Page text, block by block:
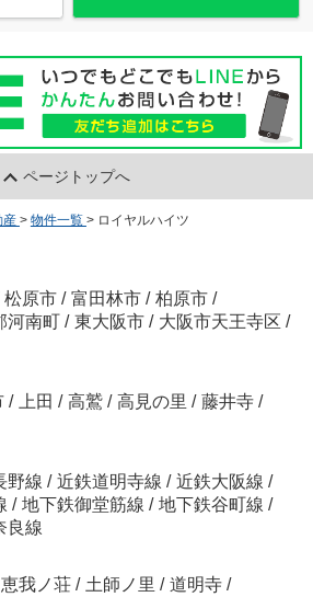
ページトップへ
産 > 物件一覧 > ロイヤルハイツ
松原市 / 富田林市 / 柏原市 /
河南町 / 東大阪市 / 大阪市天王寺区 /
/ 上田 / 高鷲 / 高見の里 / 藤井寺 /
野線 / 近鉄道明寺線 / 近鉄大阪線 /
/ 地下鉄御堂筋線 / 地下鉄谷町線 /
良線
恵我ノ荘 / 土師ノ里 / 道明寺 /